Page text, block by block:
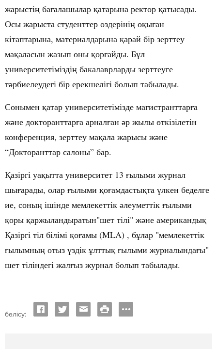
жарыстің бағалашылар қатарына ректор қатысады.
Осы жарыста студенттер өздерінің оқыған
кітаптарына, материалдарына қарай бір зерттеу
мақаласын жазып оны қорғайды. Бұл
университетіміздің бакалаврларды зерттеуге
тәрбиелеудегі бір ерекшелігі болып табылады.
Сонымен қатар университетімізде магистранттарға
және докторанттарға арналған әр жылы өткізілетін
конференция, зерттеу мақала жарысы және
“Докторанттар салоны” бар.
Қазіргі уақытта университет 13 ғылыми журнал
шығарады, олар ғылыми қоғамдастықта үлкен беделге
ие, соның ішінде мемлекеттік әлеуметтік ғылыми
қоры қаржыландыратын"шет тілі" және американдық
Қазіргі тіл білімі қоғамы (MLA) , бұлар "мемлекеттік
ғылымның отыз үздік ұлттық ғылыми журналындағы"
шет тіліндегі жалғыз журнал болып табылады.
бөлісу: